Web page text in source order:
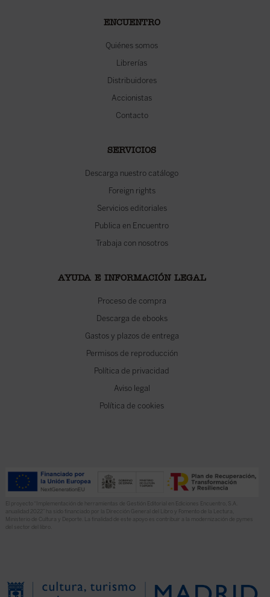
ENCUENTRO
Quiénes somos
Librerías
Distribuidores
Accionistas
Contacto
SERVICIOS
Descarga nuestro catálogo
Foreign rights
Servicios editoriales
Publica en Encuentro
Trabaja con nosotros
AYUDA E INFORMACIÓN LEGAL
Proceso de compra
Descarga de ebooks
Gastos y plazos de entrega
Permisos de reproducción
Política de privacidad
Aviso legal
Política de cookies
El proyecto “Implementación de herramientas de Gestión Editorial en Ediciones Encuentro, S.A.
anualidad 2022” ha sido financiado por la Dirección General del Libro y Fomento de la Lectura,
Ministerio de Cultura y Deporte. La finalidad de este apoyo es contribuir a la modernización de pymes
del sector del libro.